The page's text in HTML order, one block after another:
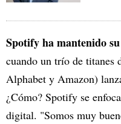
Spotify ha mantenido
cuando un trío de titanes
Alphabet y Amazon)
¿Cómo? Spotify se
digital. "Somos muy